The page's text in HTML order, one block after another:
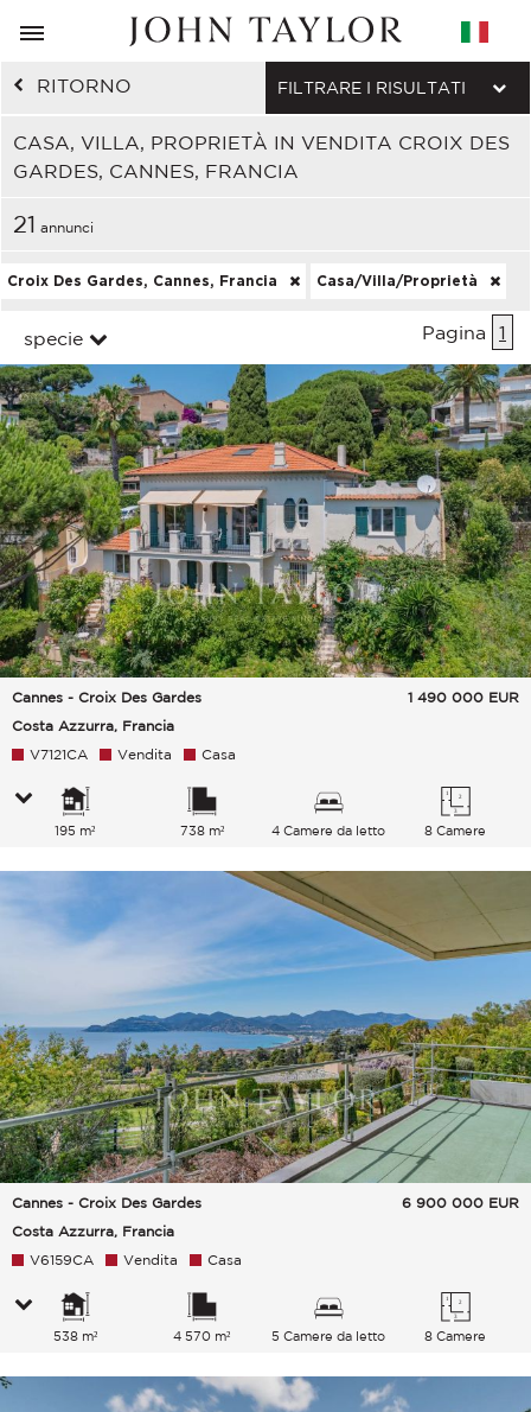
RITORNO
CASA, VILLA, PROPRIETÀ IN VENDITA CROIX DES
GARDES, CANNES, FRANCIA
FILTRARE I RISULTATI
21 annunci
Croix Des Gardes, Cannes, Francia Casa/Villa/Proprietà
specie Pagina 1
Cannes - Croix Des Gardes
Costa Azzurra, Francia
1 490 000 EUR
V7121CA Vendita Casa
195 m² 738 m² 4 Camere da letto 8 Camere
Cannes - Croix Des Gardes
Costa Azzurra, Francia
6 900 000 EUR
V6159CA Vendita Casa
538 m² 4 570 m² 5 Camere da letto 8 Camere